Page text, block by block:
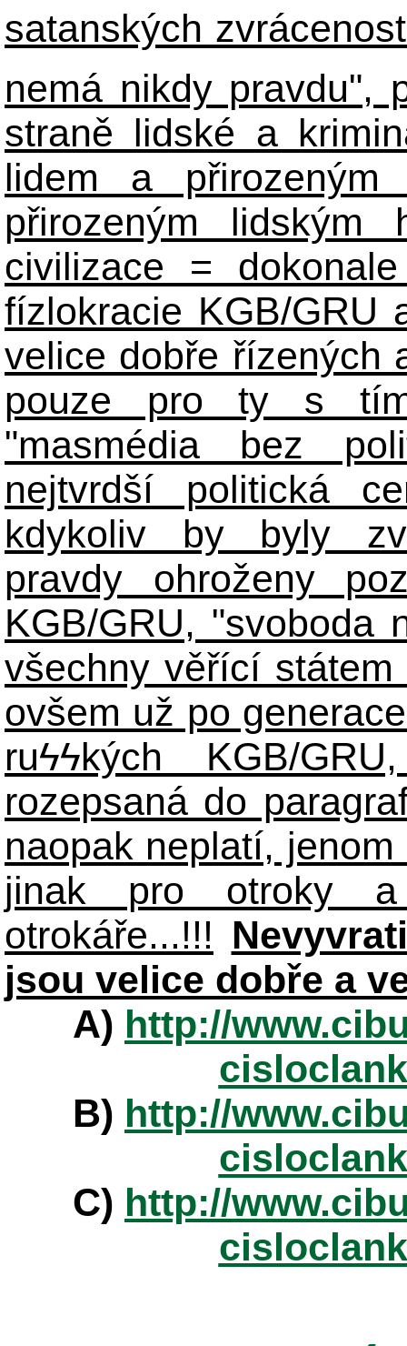
satanských
nemá nikdy pravdu",
straně lidské a
lidem a
přirozeným
civilizace =
fízlokracie KGB/GRU
velice dobře řízených
pouze pro ty s
"masmédia bez
nejtvrdší politická
kdykoliv by byly
pravdy ohroženy
KGB/GRU, "svoboda
všechny věřící
ovšem už po
ruϟϟkých KGB/
rozepsaná do
naopak neplatí,
jinak pro otroky
otrokáře...!!!
jsou velice dobře a
A) http://
B) http://
C) http://